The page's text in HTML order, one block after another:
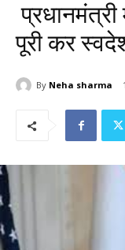
प्रधानमंत्री
पूरी कर
By Neha sharma